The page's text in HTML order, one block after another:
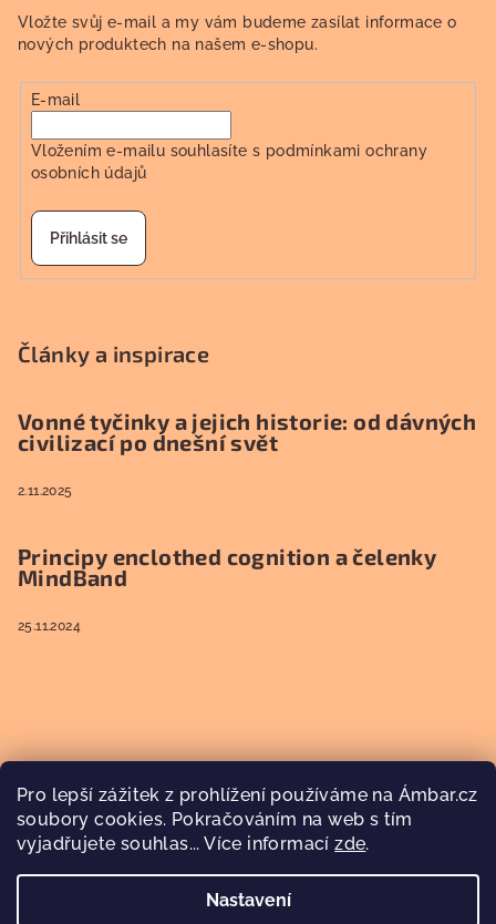
Pro lepší zážitek z prohlížení používáme na Ámbar.cz
soubory cookies. Pokračováním na web s tím
vyjadřujete souhlas... Více informacízde.
Nastavení
Vložte svůj e-mail a my vám budeme zasílat informace o
nových produktech na našem e-shopu.
E-mail
Vložením e-mailu souhlasíte s podmínkami ochrany
osobních údajů
Přihlásit se
Články a inspirace
Vonné tyčinky a jejich historie: od dávných
civilizací po dnešní svět
2.11.2025
Principy enclothed cognition a čelenky
MindBand
25.11.2024